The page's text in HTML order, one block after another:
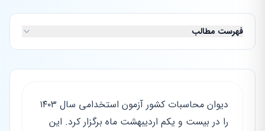
فهرست مطالب
دیوان محاسبات کشور آزمون استخدامی سال ۱۴۰۳
را در بیست و یکم اردیبهشت ماه برگزار کرد. این